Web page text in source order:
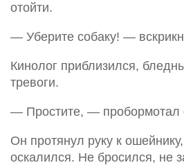
отойти.
— Уберите собаку! —
Кинолог приблизился,
тревоги.
— Простите, —
Он протянул руку к
оскалился. Не бросился, не